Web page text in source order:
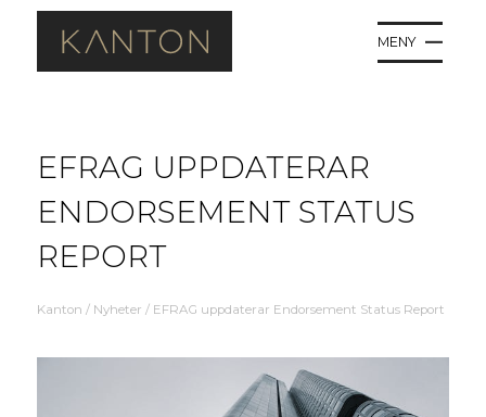
MENY
EFRAG UPPDATERAR
ENDORSEMENT STATUS
REPORT
Kanton / Nyheter / EFRAG uppdaterar Endorsement Status Report